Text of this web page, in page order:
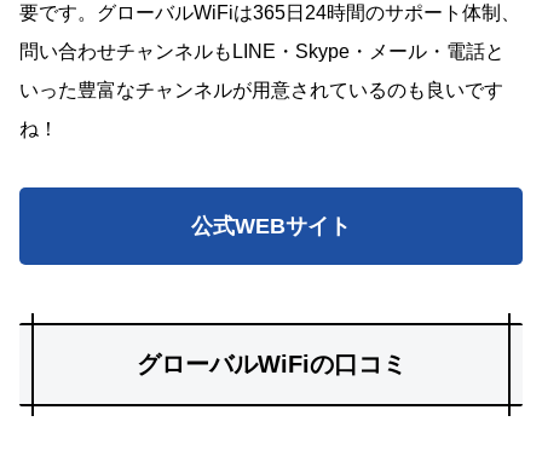
要です。グローバルWiFiは365日24時間のサポート体制、
問い合わせチャンネルもLINE・Skype・メール・電話と
いった豊富なチャンネルが用意されているのも良いです
ね！
公式WEBサイト
グローバルWiFiの口コミ